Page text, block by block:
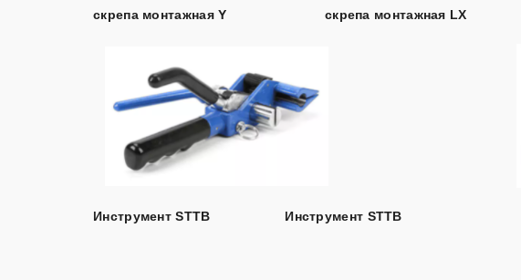
скрепа монтажная Y скрепа монтажная LX
Инструмент STTB Инструмент STTB